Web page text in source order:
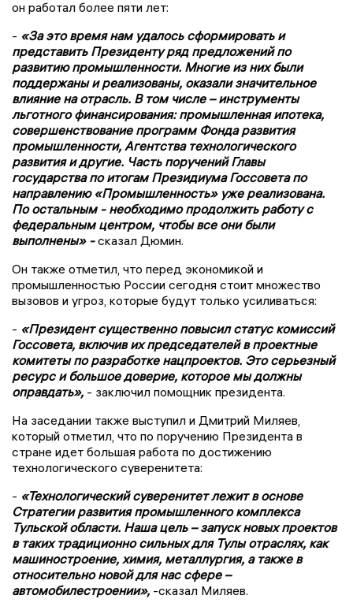
он работал более пяти лет:
- «За это время нам удалось сформировать и
представить Президенту ряд предложений по
развитию промышленности. Многие из них были
поддержаны и реализованы, оказали значительное
влияние на отрасль. В том числе – инструменты
льготного финансирования: промышленная ипотека,
совершенствование программ Фонда развития
промышленности, Агентства технологического
развития и другие. Часть поручений Главы
государства по итогам Президиума Госсовета по
направлению «Промышленность» уже реализована.
По остальным - необходимо продолжить работу с
федеральным центром, чтобы все они были
выполнены» -сказал Дюмин.
Он также отметил, что перед экономикой и
промышленностью России сегодня стоит множество
вызовов и угроз, которые будут только усиливаться:
- «Президент существенно повысил статус комиссий
Госсовета, включив их председателей в проектные
комитеты по разработке нацпроектов. Это серьезный
ресурс и большое доверие, которое мы должны
оправдать», - заключил помощник президента.
На заседании также выступил и Дмитрий Миляев,
который отметил, что по поручению Президента в
стране идет большая работа по достижению
технологического суверенитета:
- «Технологический суверенитет лежит в основе
Стратегии развития промышленного комплекса
Тульской области. Наша цель – запуск новых проектов
в таких традиционно сильных для Тулы отраслях, как
машиностроение, химия, металлургия, а также в
относительно новой для нас сфере –
автомобилестроении», -сказал Миляев.